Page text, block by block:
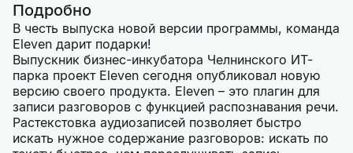
Подробно
В честь выпуска новой версии программы, команда
Eleven дарит подарки!
Выпускник бизнес-инкубатора Челнинского ИТ-
парка проект Eleven сегодня опубликовал новую
версию своего продукта. Eleven – это плагин для
записи разговоров с функцией распознавания речи.
Растекстовка аудиозаписей позволяет быстро
искать нужное содержание разговоров: искать по